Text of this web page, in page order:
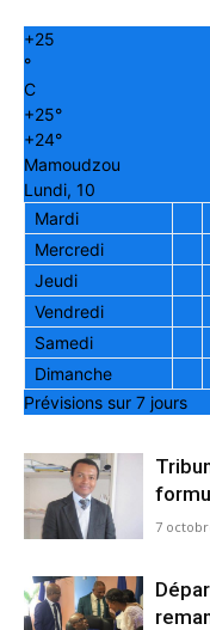
+25
°
C
+25°
+24°
Mamoudzou
Lundi, 10
Mardi
Mercredi
Jeudi
Vendredi
Samedi
Dimanche
Prévisions sur 7 jours
7